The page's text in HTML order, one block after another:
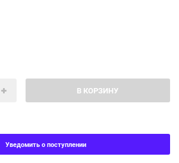
В КОРЗИНУ
Уведомить о поступлении